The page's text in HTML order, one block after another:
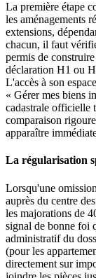
La première étape
les aménagements
extensions,
chacun, il faut
permis de
déclaration H1 ou
L'accès à son
« Gérer mes biens
cadastrale officielle
comparaison
apparaître
La régularisation
Lorsqu'une
auprès du centre
les majorations de
signal de bonne foi
administratif du
(pour les
directement sur